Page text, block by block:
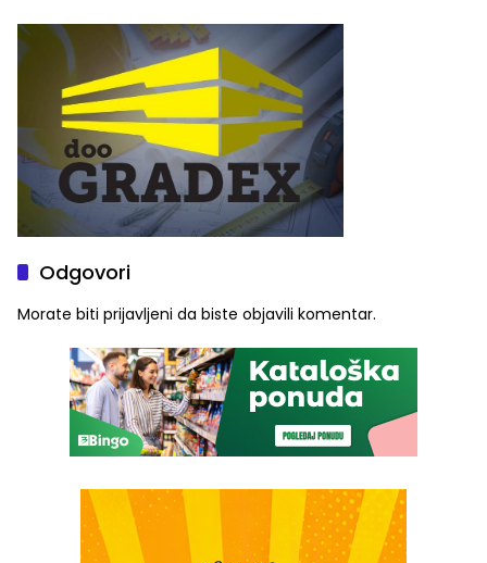
Graše
Odgovori
Morate biti prijavljeni da biste objavili komentar.